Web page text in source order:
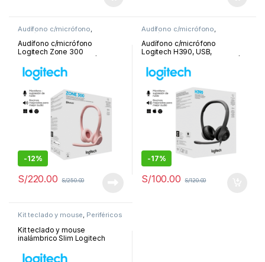
Audífono c/micrófono
Periféricos y Accesorios
Audífono c/micrófono
Logitech Zone 300
001411
-12%
S/220.00 S/250.00
Audífono c/micrófono
Periféricos y Accesorios
Audífono c/micrófono
Logitech H390, USB,
981-000014
-17%
S/100.00 S/120.00
Kit teclado y mouse, Periféricos
Kit teclado y mouse
inalámbrico Slim Logitech
009266